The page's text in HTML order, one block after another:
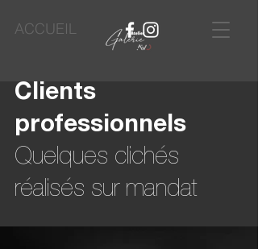
ACCUEIL
Clients
professionnels
Quelques clichés
réalisés sur mandat